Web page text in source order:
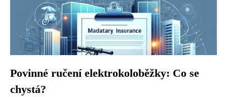
Povinné ručení elektrokoloběžky: Co se
chystá?